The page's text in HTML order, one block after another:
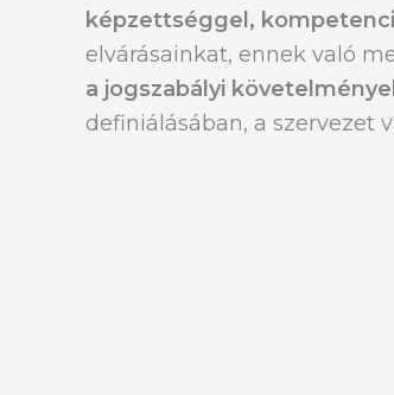
képzettséggel,
elvárásainkat, ennek való
a jogszabályi
definiálásában, a szervezet